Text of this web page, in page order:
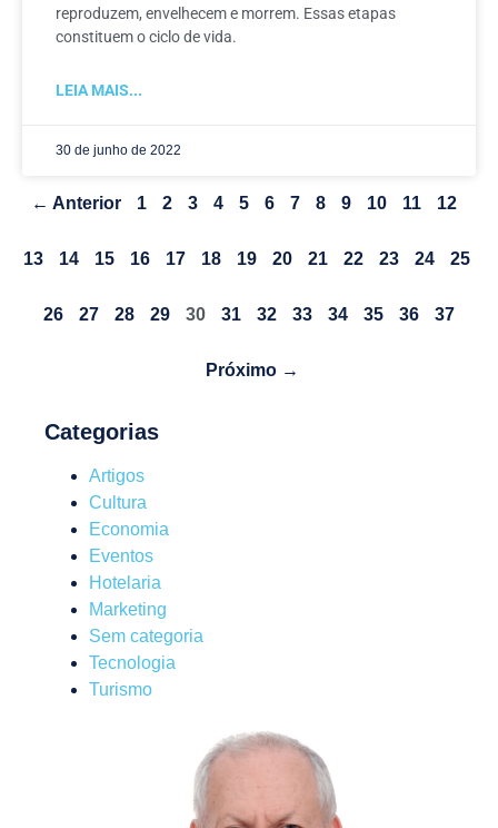
reproduzem, envelhecem e morrem. Essas etapas
constituem o ciclo de vida.
LEIA MAIS...
30 de junho de 2022
← Anterior 1 2 3 4 5 6 7 8 9 10 11 12
13 14 15 16 17 18 19 20 21 22 23 24 25
26 27 28 29 30 31 32 33 34 35 36 37
Próximo →
Categorias
Artigos
Cultura
Economia
Eventos
Hotelaria
Marketing
Sem categoria
Tecnologia
Turismo